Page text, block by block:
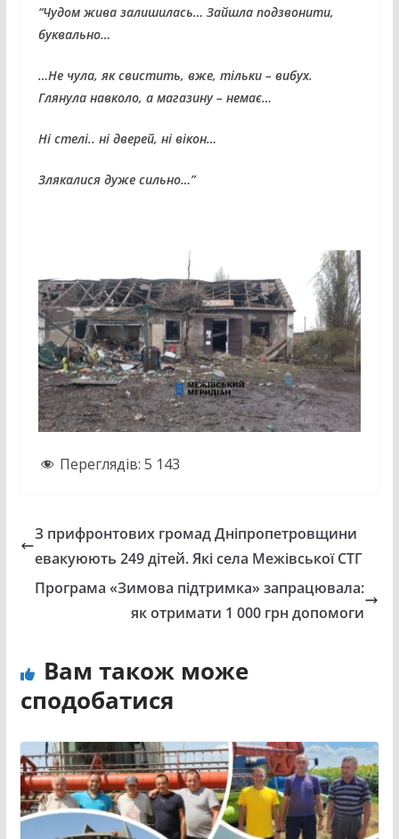
“Чудом жива залишилась… Зайшла подзвонити,
буквально…
…Не чула, як свистить, вже, тільки – вибух.
Глянула навколо, а магазину – немає…
Ні стелі.. ні дверей, ні вікон…
Злякалися дуже сильно…”
Переглядів: 5 143
З прифронтових громад Дніпропетровщини
евакуюють 249 дітей. Які села Межівської СТГ
Програма «Зимова підтримка» запрацювала:
як отримати 1 000 грн допомоги
Вам також може
сподобатися